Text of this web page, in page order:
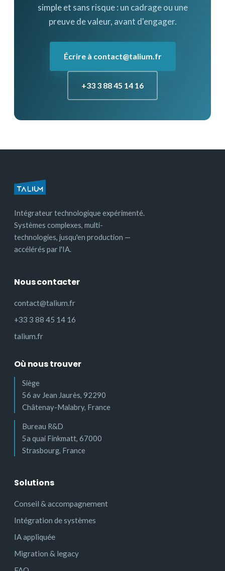
simple et sans risque : un cadrage ou une
preuve de valeur, avant d'engager.
Écrire à contact@talium.fr
+33 3 88 45 14 16
Intégrateur technologique expérimenté.
Systèmes complexes, multi-
technologies, jusqu'en production —
accélérés par l'IA.
Nous contacter
contact@talium.fr
+33 3 88 45 14 16
talium.fr
Où nous trouver
Siège
56 av Jean Jaurès, 92290
Châtenay-Malabry, France
Bureau R&D
5a quai Finkmatt, 67000
Strasbourg, France
Solutions
Conseil & accompagnement
Intégration de systèmes
IA appliquée
Migration & legacy